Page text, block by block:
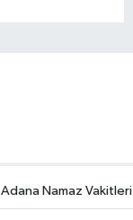
Adana Namaz Vakitleri